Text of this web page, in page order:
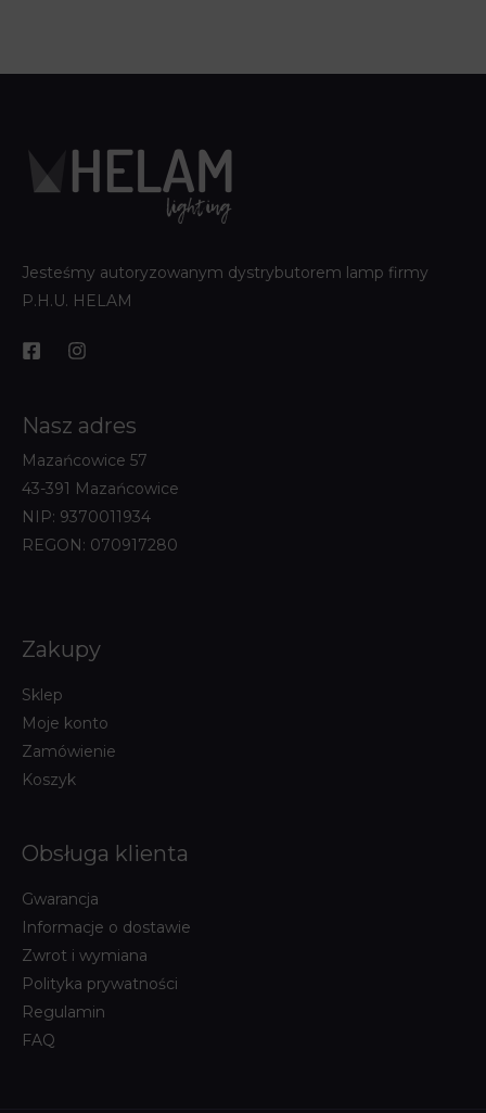
Jesteśmy autoryzowanym dystrybutorem lamp firmy
P.H.U. HELAM
Nasz adres
Mazańcowice 57
43-391 Mazańcowice
NIP: 9370011934
REGON: 070917280
Zakupy
Sklep
Moje konto
Zamówienie
Koszyk
Obsługa klienta
Gwarancja
Informacje o dostawie
Zwrot i wymiana
Polityka prywatności
Regulamin
FAQ